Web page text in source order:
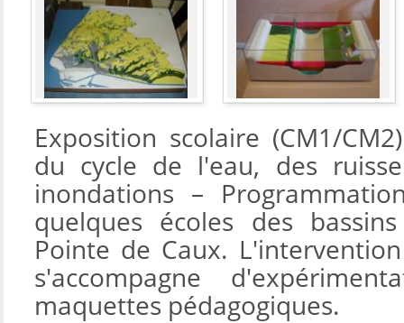
Exposition scolaire (CM1/
du cycle de l'eau, des
inondations –
quelques écoles des
Pointe de Caux.
s'accompagne
maquettes pédagogiques.